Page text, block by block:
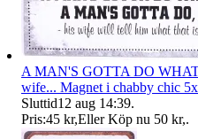
A MAN'S GOTTA DO
wife... Magnet i chabby chic
Sluttid12 aug 14:39.
Pris:45 kr,Eller Köp nu 50 kr,.